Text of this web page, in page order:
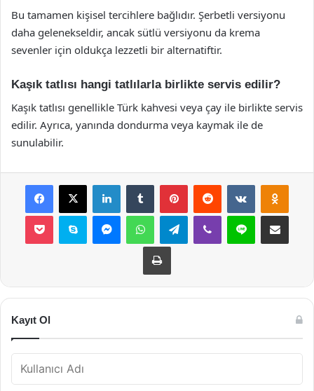
Bu tamamen kişisel tercihlere bağlıdır. Şerbetli versiyonu
daha gelenekseldir, ancak sütlü versiyonu da krema
sevenler için oldukça lezzetli bir alternatiftir.
Kaşık tatlısı hangi tatlılarla birlikte servis edilir?
Kaşık tatlısı genellikle Türk kahvesi veya çay ile birlikte servis
edilir. Ayrıca, yanında dondurma veya kaymak ile de
sunulabilir.
Facebook
X LinkedInTumblr PinterestReddit VKontakte
Pocket Skype MessengerWhatsAppTelegramViber Line E-Posta ile
Yazdır
Kayıt Ol